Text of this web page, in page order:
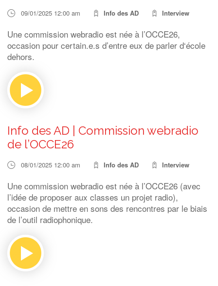
09/01/2025 12:00 am Info des AD Interview
Une commission webradio est née à l’OCCE26,
occasion pour certain.e.s d’entre eux de parler d‘école
dehors.
Info des AD | Commission webradio
de l’OCCE26
08/01/2025 12:00 am Info des AD Interview
Une commission webradio est née à l’OCCE26 (avec
l’idée de proposer aux classes un projet radio),
occasion de mettre en sons des rencontres par le biais
de l’outil radiophonique.